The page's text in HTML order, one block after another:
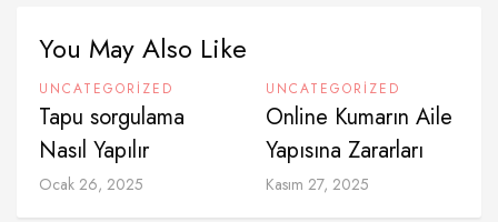
You May Also Like
UNCATEGORIZED
Tapu sorgulama
Nasıl Yapılır
Ocak 26, 2025
UNCATEGORIZED
Online Kumarın Aile
Yapısına Zararları
Kasım 27, 2025